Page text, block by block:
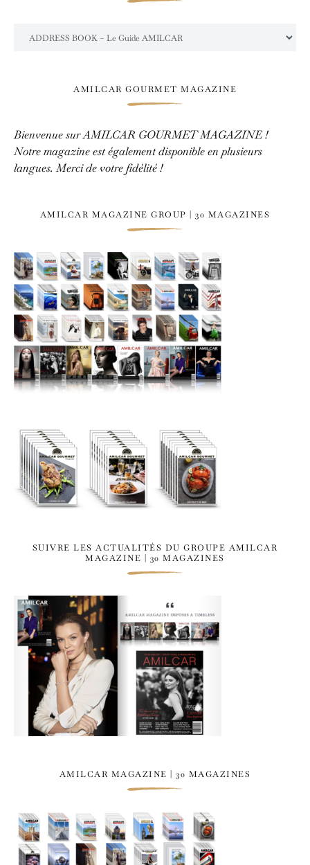
AMILCAR GOURMET MAGAZINE
Bienvenue sur AMILCAR GOURMET MAGAZINE !
Notre magazine est également disponible en plusieurs
langues. Merci de votre fidélité !
AMILCAR MAGAZINE GROUP | 30 MAGAZINES
SUIVRE LES ACTUALITÉS DU GROUPE AMILCAR
MAGAZINE | 30 MAGAZINES
AMILCAR MAGAZINE | 30 MAGAZINES